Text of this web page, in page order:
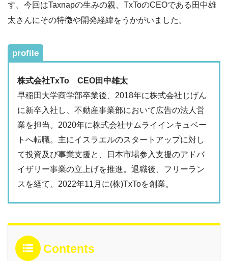
す。今回はTaxnapの生みの親、TxToのCEOである田中雄
太さんにその特徴や開発経緯をうかがいました。
profile
株式会社TxTo CEO田中雄太
早稲田大学商学部卒業後、2018年に株式会社じげん
に新卒入社し、不動産事業部において広告の法人営
業を担当。2020年に株式会社サムライインキュベー
トへ転職。主にイスラエルのスタートアップに対し
て投資及び事業支援と、日本市場参入支援のアドバ
イザリー事業の立上げを推進。退職後、フリーラン
スを経て、2022年11月に(株)TxToを創業。
Contents